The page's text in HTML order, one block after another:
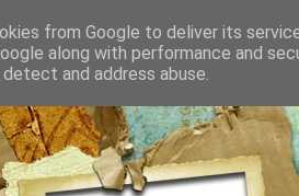
from Google to deliver its
along with performance and
and address abuse.